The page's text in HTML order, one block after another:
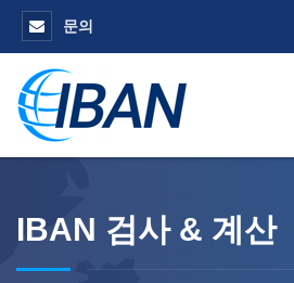
문의
IBAN 검사 & 계산